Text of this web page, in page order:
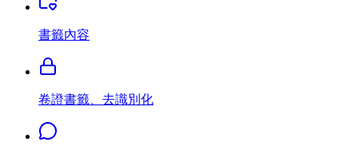
書籤內容
卷證書籤、去識別化